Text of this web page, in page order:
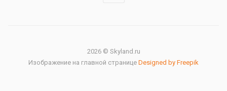
2026 © Skyland.ru
Изображение на главной странице Designed by Freepik